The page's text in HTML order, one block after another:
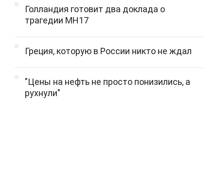
Голландия готовит два доклада о
трагедии MH17
Греция, которую в России никто не ждал
"Цены на нефть не просто понизились, а
рухнули"